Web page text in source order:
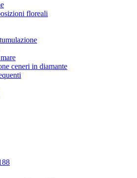
floreali
ceneri in diamante